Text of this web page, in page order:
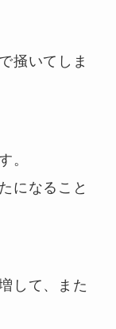
掻いてしま
。
になること
して、また